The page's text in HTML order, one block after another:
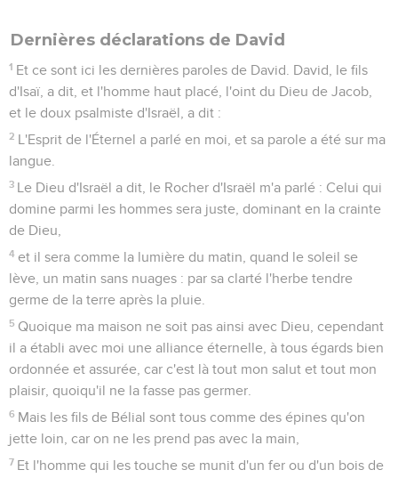
Dernières déclarations de David
1 Et ce sont ici les dernières paroles de David. David, le fils
d'Isaï, a dit, et l'homme haut placé, l'oint du Dieu de Jacob,
et le doux psalmiste d'Israël, a dit :
2 L'Esprit de l'Éternel a parlé en moi, et sa parole a été sur ma
langue.
3 Le Dieu d'Israël a dit, le Rocher d'Israël m'a parlé : Celui qui
domine parmi les hommes sera juste, dominant en la crainte
de Dieu,
4 et il sera comme la lumière du matin, quand le soleil se
lève, un matin sans nuages : par sa clarté l'herbe tendre
germe de la terre après la pluie.
5 Quoique ma maison ne soit pas ainsi avec Dieu, cependant
il a établi avec moi une alliance éternelle, à tous égards bien
ordonnée et assurée, car c'est là tout mon salut et tout mon
plaisir, quoiqu'il ne la fasse pas germer.
6 Mais les fils de Bélial sont tous comme des épines qu'on
jette loin, car on ne les prend pas avec la main,
7 Et l'homme qui les touche se munit d'un fer ou d'un bois de